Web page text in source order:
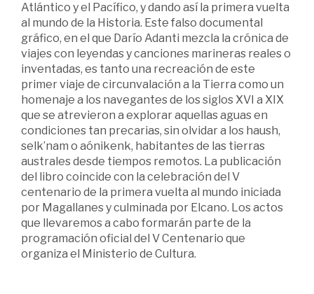
Atlántico y el Pacífico, y dando así la primera vuelta
al mundo de la Historia. Este falso documental
gráfico, en el que Darío Adanti mezcla la crónica de
viajes con leyendas y canciones marineras reales o
inventadas, es tanto una recreación de este
primer viaje de circunvalación a la Tierra como un
homenaje a los navegantes de los siglos XVI a XIX
que se atrevieron a explorar aquellas aguas en
condiciones tan precarias, sin olvidar a los haush,
selk’nam o aónikenk, habitantes de las tierras
australes desde tiempos remotos. La publicación
del libro coincide con la celebración del V
centenario de la primera vuelta al mundo iniciada
por Magallanes y culminada por Elcano. Los actos
que llevaremos a cabo formarán parte de la
programación oficial del V Centenario que
organiza el Ministerio de Cultura.